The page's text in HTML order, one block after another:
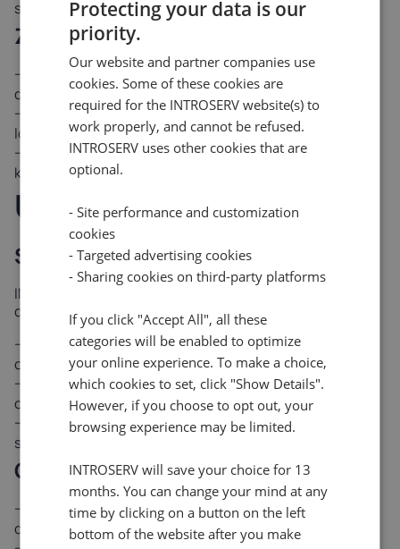
serwerowymi w celu usprawnienia operacji cyfrowych
Zalety
Bezpieczne środowisko przechowywania krytycznych
danych biznesowych
Zdalny dostęp do przechowywanych danych z wielu
lokalizacji
Dodatkowa przestrzeń dyskowa do celów tworzenia
kopii zapasowych
Usługi kolokacji
Składniki usługi
INTROSERV działa w certyfikowanych centrach
danych, które zapewniają
Infrastrukturę: Wysoką przepustowość, wydajność,
odporność i szybkość połączeń
Bezpieczeństwo: Fizyczne bezpieczeństwo serwerów i
ochronę prawną
Udogodnienia: Nowoczesny, niezawodny, wydajny
sprzęt i dostrojona infrastruktura
Grupa docelowa
Firmy wymagające dedykowanej przestrzeni fizycznej
dla swojego sprzętu
Protecting your data is our
priority.
Our website and partner companies use
cookies. Some of these cookies are
required for the INTROSERV website(s) to
work properly, and cannot be refused.
INTROSERV uses other cookies that are
optional.
- Site performance and customization
cookies
- Targeted advertising cookies
- Sharing cookies on third-party platforms
If you click "Accept All", all these
categories will be enabled to optimize
your online experience. To make a choice,
which cookies to set, click "Show Details".
However, if you choose to opt out, your
browsing experience may be limited.
INTROSERV will save your choice for 13
months. You can change your mind at any
time by clicking on a button on the left
bottom of the website after you make